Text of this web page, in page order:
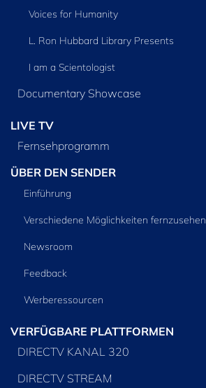
Voices for Humanity
L. Ron Hubbard Library Presents
I am a Scientologist
Documentary Showcase
LIVE TV
Fernsehprogramm
ÜBER DEN SENDER
Einführung
Verschiedene Möglichkeiten fernzusehen
Newsroom
Feedback
Werberessourcen
VERFÜGBARE PLATTFORMEN
DIRECTV KANAL 320
DIRECTV STREAM